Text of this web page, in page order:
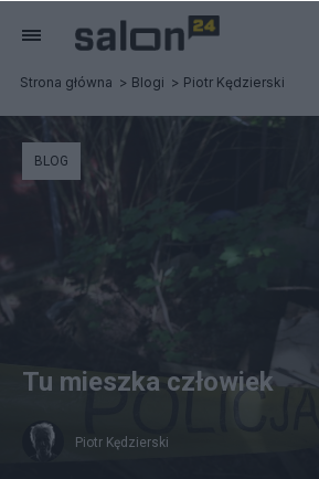
Strona główna Blogi Piotr Kędzierski
BLOG
Tu mieszka człowiek
Piotr Kędzierski